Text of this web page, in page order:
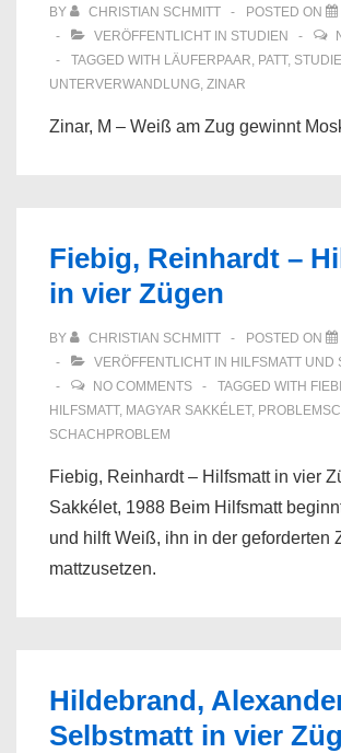
BY CHRISTIAN SCHMITT POSTED ON
VERÖFFENTLICHT IN STUDIEN
TAGGED WITH LÄUFERPAAR, PATT, STUDIE
UNTERVERWANDLUNG, ZINAR
Zinar, M – Weiß am Zug gewinnt
Fiebig, Reinhardt –
in vier Zügen
BY CHRISTIAN SCHMITT POSTED ON
VERÖFFENTLICHT IN HILFSMATT UND
NO COMMENTS
TAGGED WITH
HILFSMATT, MAGYAR SAKKÉLET,
SCHACHPROBLEM
Fiebig, Reinhardt – Hilfsmatt in vier
Sakkélet, 1988 Beim Hilfsmatt
und hilft Weiß, ihn in der geforderten
mattzusetzen.
Hildebrand,
Selbstmatt in vier